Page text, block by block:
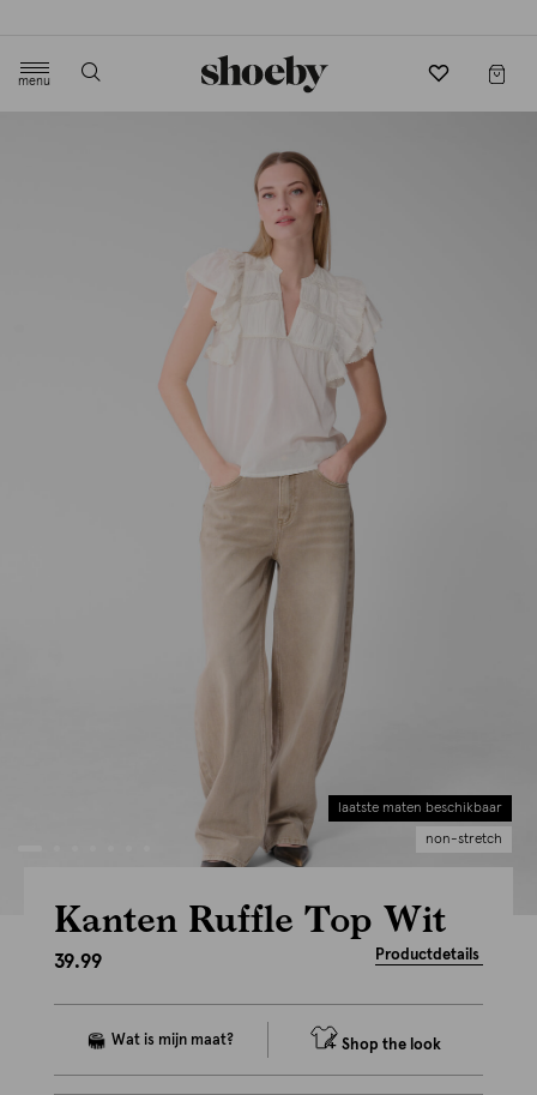
menu
laatste maten beschikbaar
non-stretch
Kanten Ruffle Top Wit
39.99 Productdetails
Shop the look